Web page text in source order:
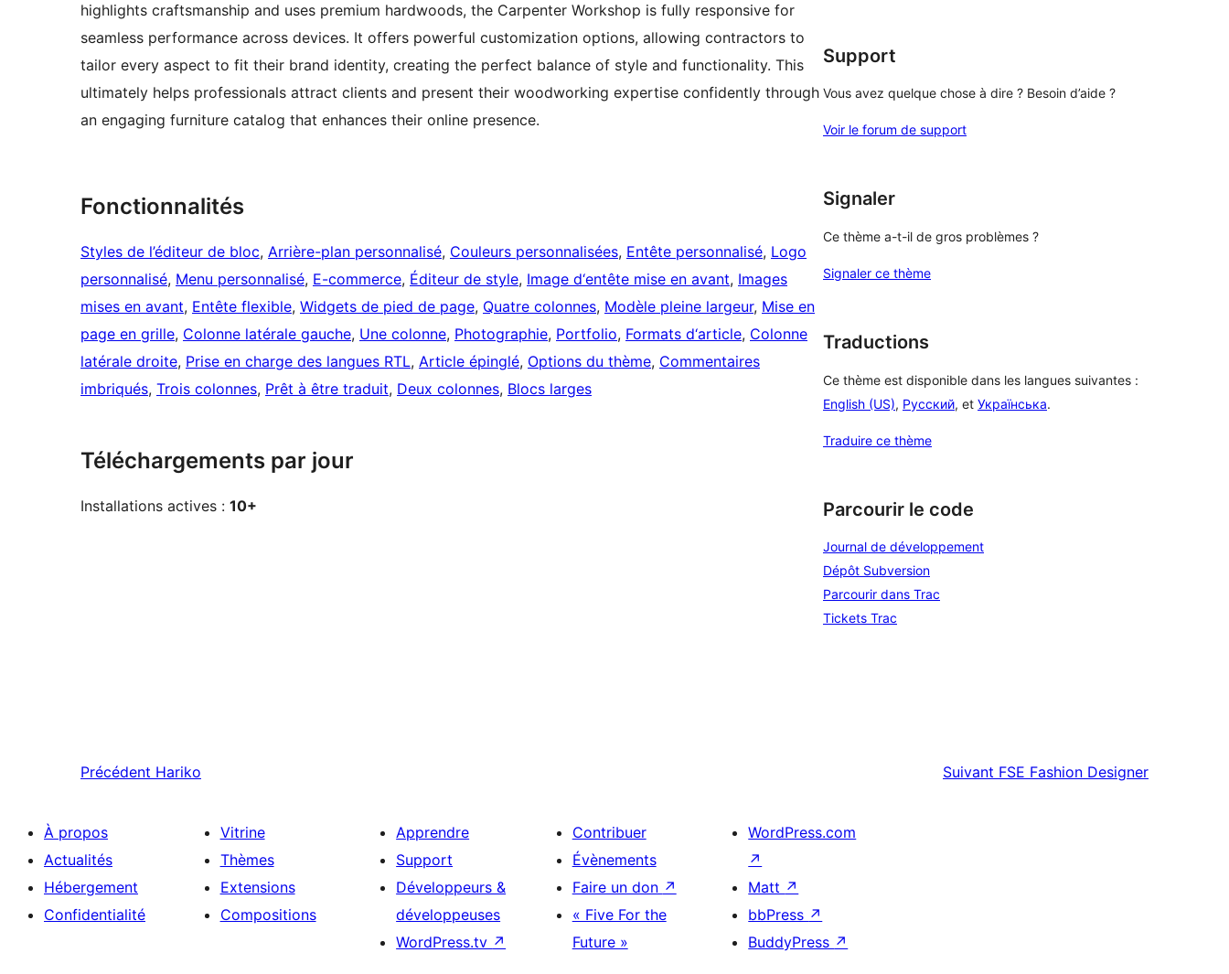
highlights craftsmanship and uses premium hardwoods, the Carpenter Workshop is fully responsive for
seamless performance across devices. It offers powerful customization options, allowing contractors to
tailor every aspect to fit their brand identity, creating the perfect balance of style and functionality. This
ultimately helps professionals attract clients and present their woodworking expertise confidently through
an engaging furniture catalog that enhances their online presence.
Fonctionnalités
Styles de l’éditeur de bloc, Arrière-plan personnalisé, Couleurs personnalisées, Entête personnalisé, Logo
personnalisé, Menu personnalisé, E-commerce, Éditeur de style, Image d‘entête mise en avant, Images
mises en avant, Entête flexible, Widgets de pied de page, Quatre colonnes, Modèle pleine largeur, Mise en
page en grille, Colonne latérale gauche, Une colonne, Photographie, Portfolio, Formats d‘article, Colonne
latérale droite, Prise en charge des langues RTL, Article épinglé, Options du thème, Commentaires
imbriqués, Trois colonnes, Prêt à être traduit, Deux colonnes, Blocs larges
Téléchargements par jour
Installations actives : 10+
Support
Vous avez quelque chose à dire ? Besoin d’aide ?
Voir le forum de support
Signaler
Ce thème a-t-il de gros problèmes ?
Signaler ce thème
Traductions
Ce thème est disponible dans les langues suivantes :
English (US), Русский, et Українська.
Traduire ce thème
Parcourir le code
Journal de développement
Dépôt Subversion
Parcourir dans Trac
Tickets Trac
Précédent Hariko Suivant FSE Fashion Designer
À propos
Actualités
Hébergement
Confidentialité
Vitrine
Thèmes
Extensions
Compositions
Apprendre
Support
Développeurs &
développeuses
WordPress.tv ↗
Contribuer
Évènements
Faire un don ↗
« Five For the
Future »
WordPress.com
↗
Matt ↗
bbPress ↗
BuddyPress ↗